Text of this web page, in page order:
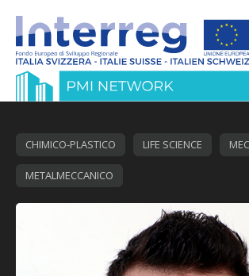
CHIMICO-PLASTICO LIFE SCIENCE
METALMECCANICO